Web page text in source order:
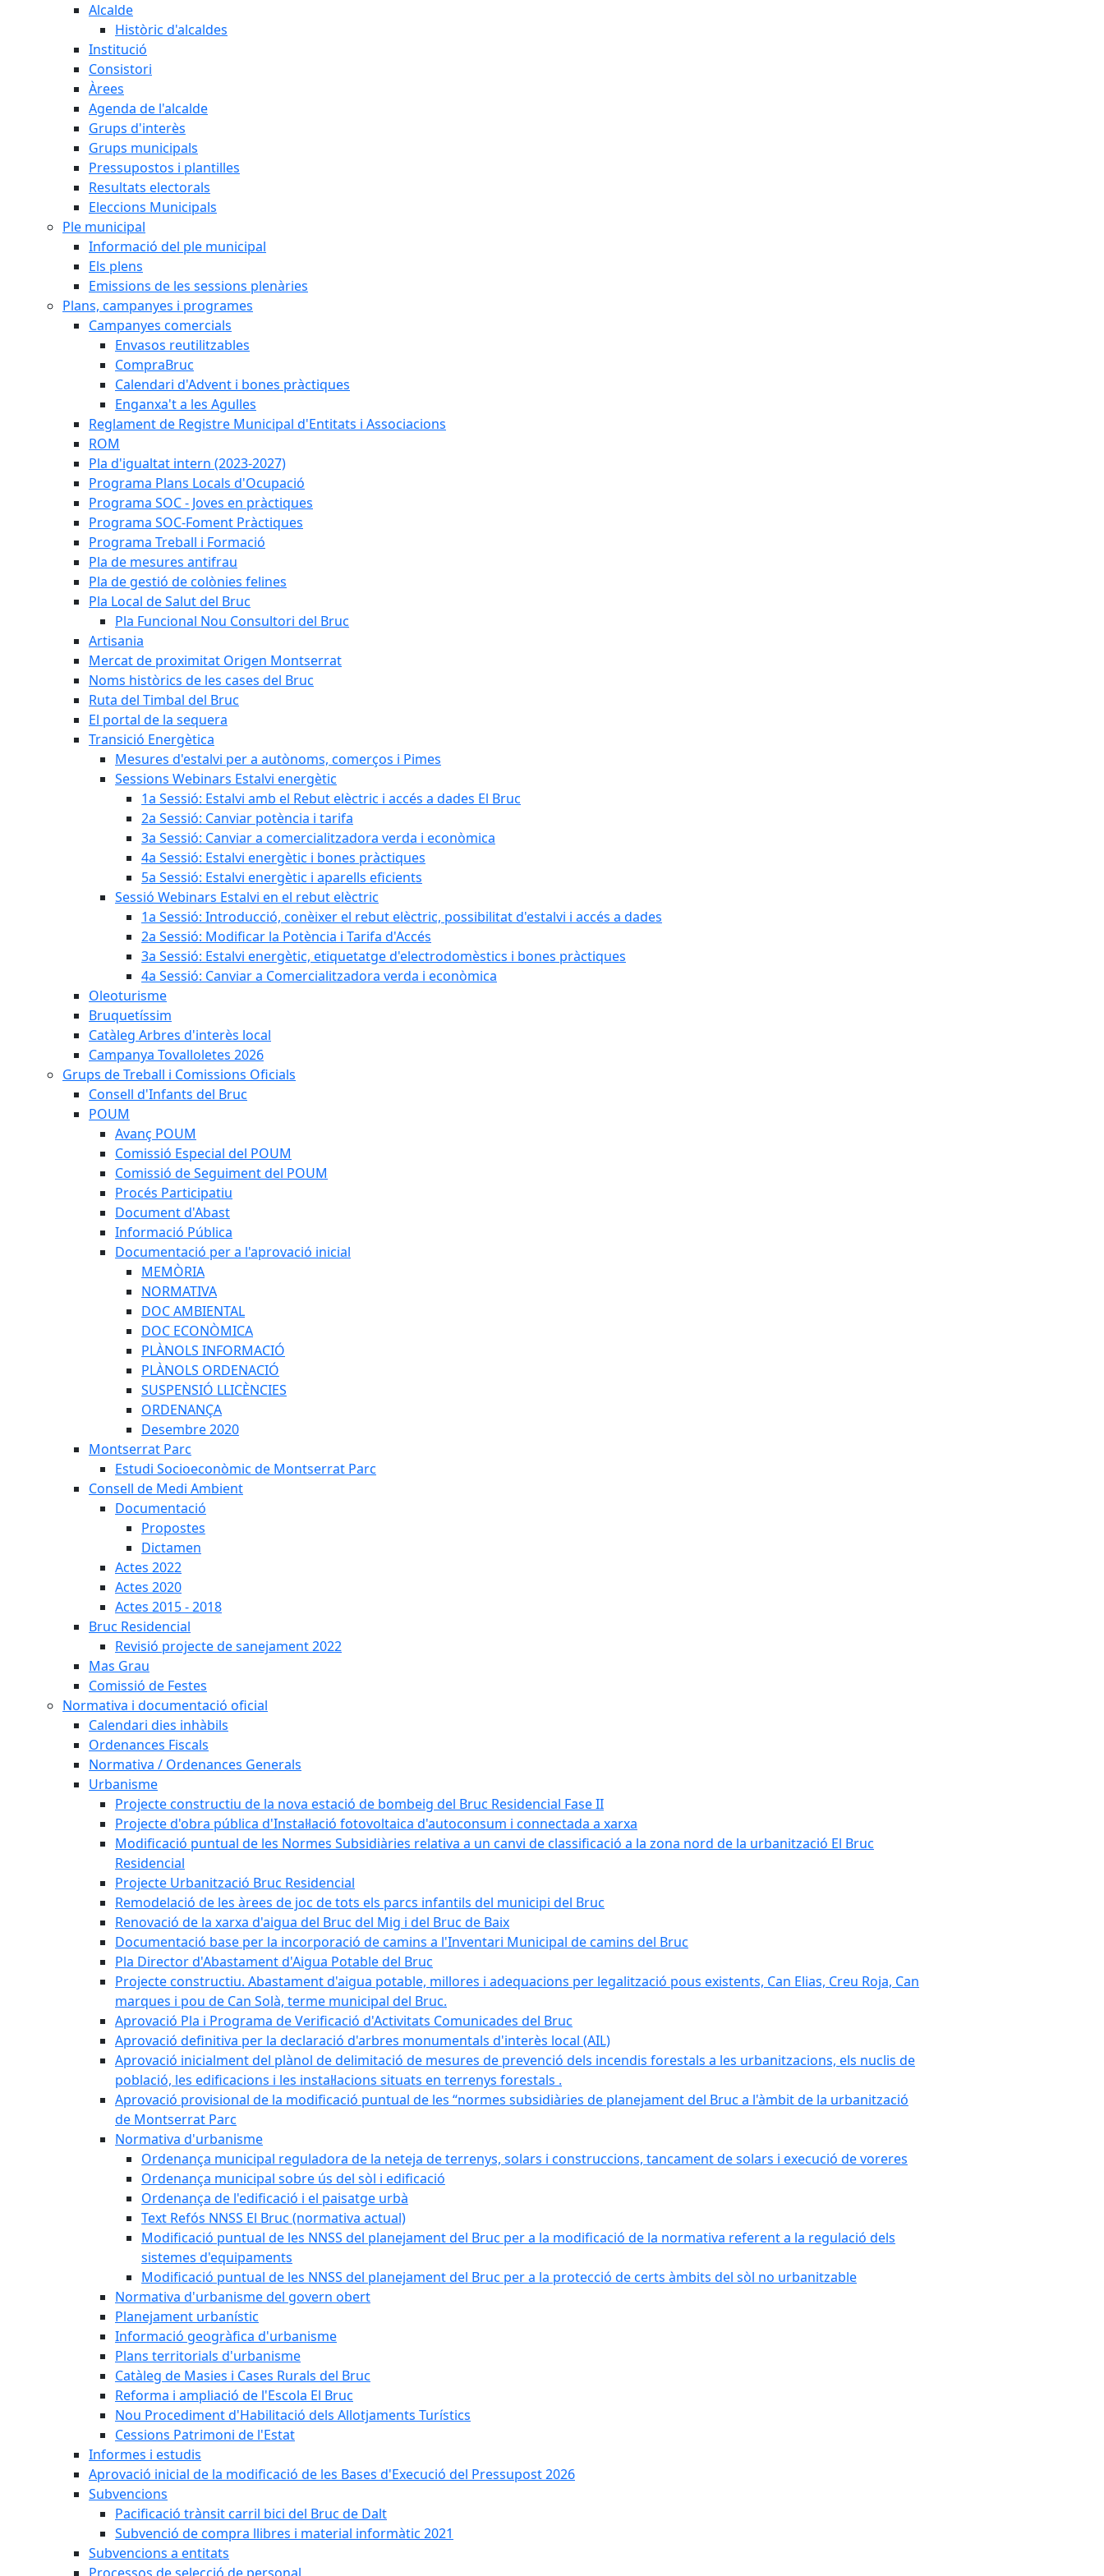
Alcalde
Històric d'alcaldes
Institució
Consistori
Àrees
Agenda de l'alcalde
Grups d'interès
Grups municipals
Pressupostos i plantilles
Resultats electorals
Eleccions Municipals
Ple municipal
Informació del ple municipal
Els plens
Emissions de les sessions plenàries
Plans, campanyes i programes
Campanyes comercials
Envasos reutilitzables
CompraBruc
Calendari d'Advent i bones pràctiques
Enganxa't a les Agulles
Reglament de Registre Municipal d'Entitats i Associacions
ROM
Pla d'igualtat intern (2023-2027)
Programa Plans Locals d'Ocupació
Programa SOC - Joves en pràctiques
Programa SOC-Foment Pràctiques
Programa Treball i Formació
Pla de mesures antifrau
Pla de gestió de colònies felines
Pla Local de Salut del Bruc
Pla Funcional Nou Consultori del Bruc
Artisania
Mercat de proximitat Origen Montserrat
Noms històrics de les cases del Bruc
Ruta del Timbal del Bruc
El portal de la sequera
Transició Energètica
Mesures d'estalvi per a autònoms, comerços i Pimes
Sessions Webinars Estalvi energètic
1a Sessió: Estalvi amb el Rebut elèctric i accés a dades El Bruc
2a Sessió: Canviar potència i tarifa
3a Sessió: Canviar a comercialitzadora verda i econòmica
4a Sessió: Estalvi energètic i bones pràctiques
5a Sessió: Estalvi energètic i aparells eficients
Sessió Webinars Estalvi en el rebut elèctric
1a Sessió: Introducció, conèixer el rebut elèctric, possibilitat d'estalvi i accés a dades
2a Sessió: Modificar la Potència i Tarifa d'Accés
3a Sessió: Estalvi energètic, etiquetatge d'electrodomèstics i bones pràctiques
4a Sessió: Canviar a Comercialitzadora verda i econòmica
Oleoturisme
Bruquetíssim
Catàleg Arbres d'interès local
Campanya Tovalloletes 2026
Grups de Treball i Comissions Oficials
Consell d'Infants del Bruc
POUM
Avanç POUM
Comissió Especial del POUM
Comissió de Seguiment del POUM
Procés Participatiu
Document d'Abast
Informació Pública
Documentació per a l'aprovació inicial
MEMÒRIA
NORMATIVA
DOC AMBIENTAL
DOC ECONÒMICA
PLÀNOLS INFORMACIÓ
PLÀNOLS ORDENACIÓ
SUSPENSIÓ LLICÈNCIES
ORDENANÇA
Desembre 2020
Montserrat Parc
Estudi Socioeconòmic de Montserrat Parc
Consell de Medi Ambient
Documentació
Propostes
Dictamen
Actes 2022
Actes 2020
Actes 2015 - 2018
Bruc Residencial
Revisió projecte de sanejament 2022
Mas Grau
Comissió de Festes
Normativa i documentació oficial
Calendari dies inhàbils
Ordenances Fiscals
Normativa / Ordenances Generals
Urbanisme
Projecte constructiu de la nova estació de bombeig del Bruc Residencial Fase II
Projecte d'obra pública d'Instal·lació fotovoltaica d'autoconsum i connectada a xarxa
Modificació puntual de les Normes Subsidiàries relativa a un canvi de classificació a la zona nord de la urbanització El Bruc
Residencial
Projecte Urbanització Bruc Residencial
Remodelació de les àrees de joc de tots els parcs infantils del municipi del Bruc
Renovació de la xarxa d'aigua del Bruc del Mig i del Bruc de Baix
Documentació base per la incorporació de camins a l'Inventari Municipal de camins del Bruc
Pla Director d'Abastament d'Aigua Potable del Bruc
Projecte constructiu. Abastament d'aigua potable, millores i adequacions per legalització pous existents, Can Elias, Creu Roja, Can
marques i pou de Can Solà, terme municipal del Bruc.
Aprovació Pla i Programa de Verificació d'Activitats Comunicades del Bruc
Aprovació definitiva per la declaració d'arbres monumentals d'interès local (AIL)
Aprovació inicialment del plànol de delimitació de mesures de prevenció dels incendis forestals a les urbanitzacions, els nuclis de
població, les edificacions i les instal·lacions situats en terrenys forestals .
Aprovació provisional de la modificació puntual de les “normes subsidiàries de planejament del Bruc a l'àmbit de la urbanització
de Montserrat Parc
Normativa d'urbanisme
Ordenança municipal reguladora de la neteja de terrenys, solars i construccions, tancament de solars i execució de voreres
Ordenança municipal sobre ús del sòl i edificació
Ordenança de l'edificació i el paisatge urbà
Text Refós NNSS El Bruc (normativa actual)
Modificació puntual de les NNSS del planejament del Bruc per a la modificació de la normativa referent a la regulació dels
sistemes d'equipaments
Modificació puntual de les NNSS del planejament del Bruc per a la protecció de certs àmbits del sòl no urbanitzable
Normativa d'urbanisme del govern obert
Planejament urbanístic
Informació geogràfica d'urbanisme
Plans territorials d'urbanisme
Catàleg de Masies i Cases Rurals del Bruc
Reforma i ampliació de l'Escola El Bruc
Nou Procediment d'Habilitació dels Allotjaments Turístics
Cessions Patrimoni de l'Estat
Informes i estudis
Aprovació inicial de la modificació de les Bases d'Execució del Pressupost 2026
Subvencions
Pacificació trànsit carril bici del Bruc de Dalt
Subvenció de compra llibres i material informàtic 2021
Subvencions a entitats